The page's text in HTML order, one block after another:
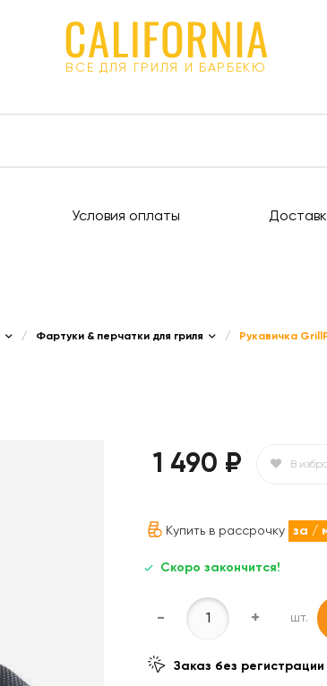
ВСЕ ДЛЯ ГРИЛЯ И БАРБЕКЮ
Условия оплаты
/ Фартуки & перчатки для гриля / Рукавичка
1 490 ₽ В
Купить в рассрочку за /
Скоро закончится!
- + шт.
Заказ без регистрации